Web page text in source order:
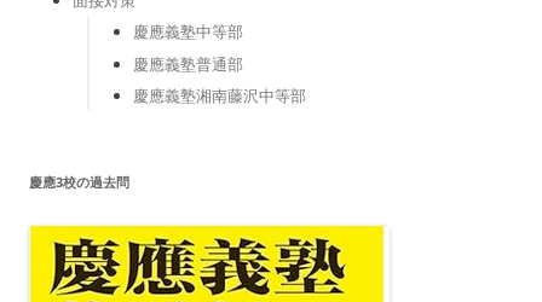
慶應義塾中等部
慶應義塾普通部
慶應義塾湘南藤沢中等部
慶應3校の過去問